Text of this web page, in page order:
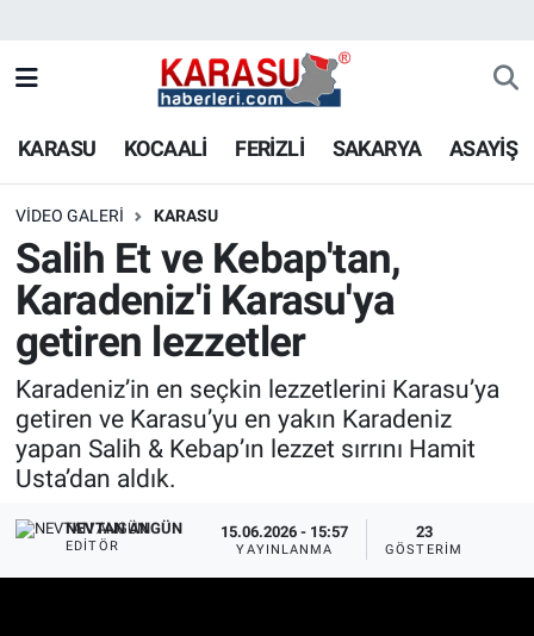
KARASU KOCAALİ FERİZLİ SAKARYA ASAYİŞ
VIDEO GALERI KARASU
Salih Et ve Kebap'tan,
Karadeniz'i Karasu'ya
getiren lezzetler
Karadeniz’in en seçkin lezzetlerini Karasu’ya
getiren ve Karasu’yu en yakın Karadeniz
yapan Salih & Kebap’ın lezzet sırrını Hamit
Usta’dan aldık.
NEVTAN ANGÜN
EDITÖR
15.06.2026 - 15:57
YAYINLANMA
23
GÖSTERIM